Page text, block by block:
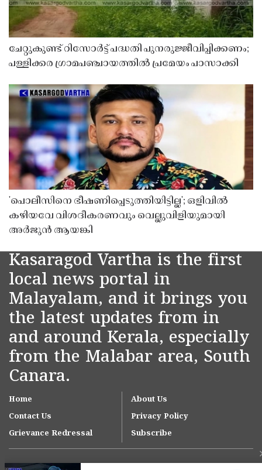
ചേറ്റുകുണ്ട് റിസോർട്ട് പദ്ധതി പുനരുജ്ജീവിപ്പിക്കണം;
പള്ളിക്കര ഗ്രാമപഞ്ചായത്തിൽ പ്രമേയം പാസാക്കി
'പൊലീസിനെ ഭീഷണിപ്പെടുത്തിയിട്ടില്ല'; ഒളിവിൽ
കഴിയവേ വിശദീകരണവും വെല്ലുവിളിയുമായി
അർജുൻ ആയങ്കി
Kasaragod Vartha is the first
local news portal in
Malayalam, and it brings you
the latest updates from in
and around Kerala, especially
from the Malabar area, South
Canara.
Home
About Us
Contact Us
Privacy Policy
Grievance Redressal
Subscribe